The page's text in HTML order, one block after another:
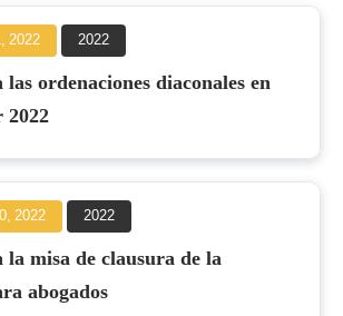
2022 2022
ordenaciones diaconales en
2022
2022 2022
misa de clausura de la
abogados